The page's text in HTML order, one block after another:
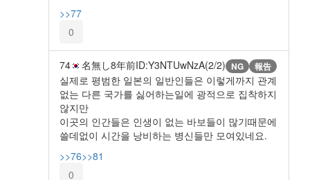
>>77
0
74 名無し8年前ID:Y3NTUwNzA(2/2) NG 報告
실제로 평범한 일본의 일반인들은 이렇게까지 관계
없는 다른 국가를 싫어하는일에 광적으로 집착하지
않지만
이곳의 인간들은 인생이 없는 바보들이 많기때문에
쓸데없이 시간을 낭비하는 병신들만 모여있네요.
>>76>>81
0